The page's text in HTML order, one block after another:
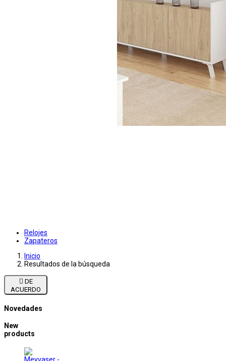
Relojes
Zapateros
Inicio
Resultados de la búsqueda

ACUERDO
Novedades
New
products